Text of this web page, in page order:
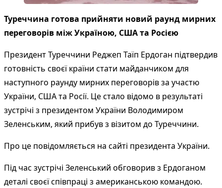
Туреччина готова прийняти новий раунд мирних
переговорів між Україною, США та Росією
Президент Туреччини Реджеп Таїп Ердоган підтвердив
готовність своєї країни стати майданчиком для
наступного раунду мирних переговорів за участю
України, США та Росії. Це стало відомо в результаті
зустрічі з президентом України Володимиром
Зеленським, який прибув з візитом до Туреччини.
Про це повідомляється на сайті президента України.
Під час зустрічі Зеленський обговорив з Ердоганом
деталі своєї співпраці з американською командою.